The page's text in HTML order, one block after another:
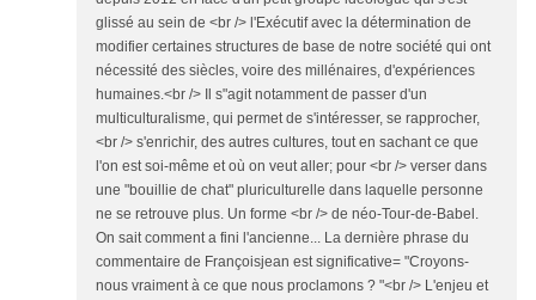
glissé au sein de <br /> l'Exécutif avec la détermination de
modifier certaines structures de base de notre société qui ont
nécessité des siècles, voire des millénaires, d'expériences
humaines.<br /> Il s"agit notamment de passer d'un
multiculturalisme, qui permet de s'intéresser, se rapprocher,
<br /> s'enrichir, des autres cultures, tout en sachant ce que
l'on est soi-même et où on veut aller; pour <br /> verser dans
une "bouillie de chat" pluriculturelle dans laquelle personne
ne se retrouve plus. Un forme <br /> de néo-Tour-de-Babel.
On sait comment a fini l'ancienne... La dernière phrase du
commentaire de Françoisjean est significative= "Croyons-
nous vraiment à ce que nous proclamons ? "<br /> L'enjeu et